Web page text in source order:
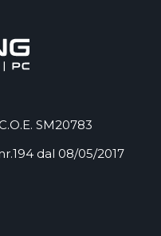
SM20783
dal 08/05/2017